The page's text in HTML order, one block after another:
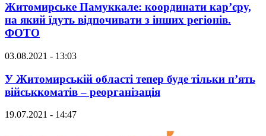
Житомирське Памуккале: координати кар’єру,
на який їдуть відпочивати з інших регіонів.
ФОТО
03.08.2021 - 13:03
У Житомирській області тепер буде тільки п’ять
військкоматів – реорганізація
19.07.2021 - 14:47